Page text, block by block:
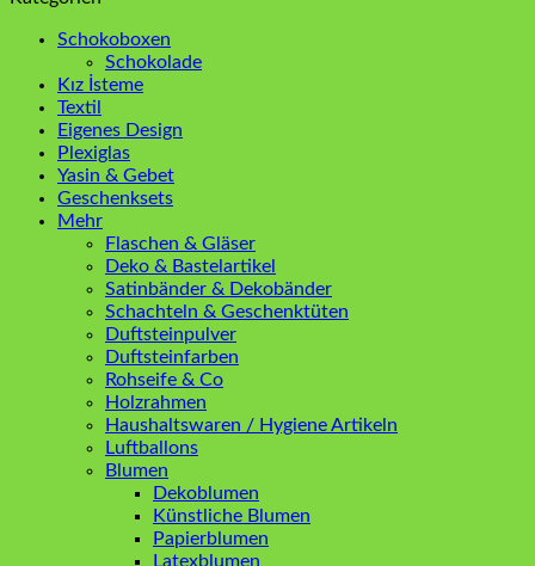
Schokoboxen
Schokolade
Kız İsteme
Textil
Eigenes Design
Plexiglas
Yasin & Gebet
Geschenksets
Mehr
Flaschen & Gläser
Deko & Bastelartikel
Satinbänder & Dekobänder
Schachteln & Geschenktüten
Duftsteinpulver
Duftsteinfarben
Rohseife & Co
Holzrahmen
Haushaltswaren / Hygiene Artikeln
Luftballons
Blumen
Dekoblumen
Künstliche Blumen
Papierblumen
Latexblumen